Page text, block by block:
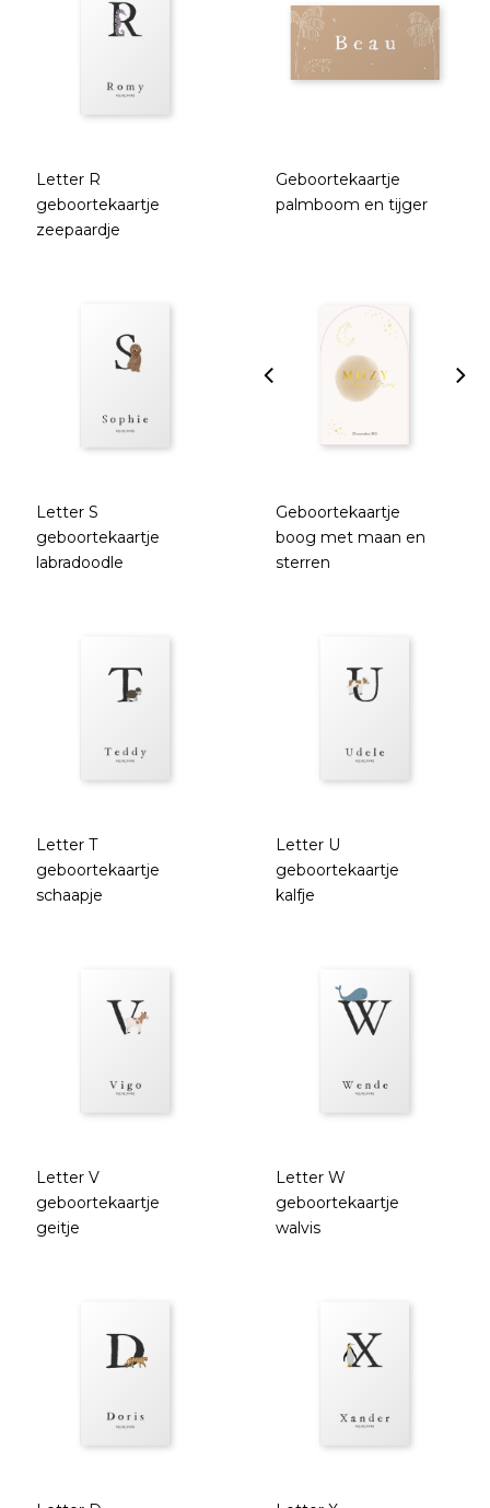
Letter R
geboortekaartje
zeepaardje
Geboortekaartje
palmboom en tijger
Letter S
geboortekaartje
labradoodle
Geboortekaartje
boog met maan en
sterren
Letter T
geboortekaartje
schaapje
Letter U
geboortekaartje
kalfje
Letter V
geboortekaartje
geitje
Letter W
geboortekaartje
walvis